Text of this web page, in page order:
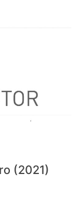
(2021)